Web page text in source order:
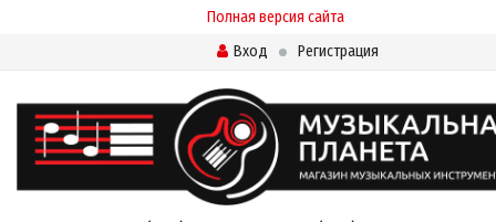
Полная версия сайта
Вход
Регистрация